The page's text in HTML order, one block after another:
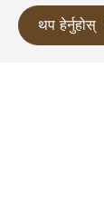
थप हेर्नुहोस्